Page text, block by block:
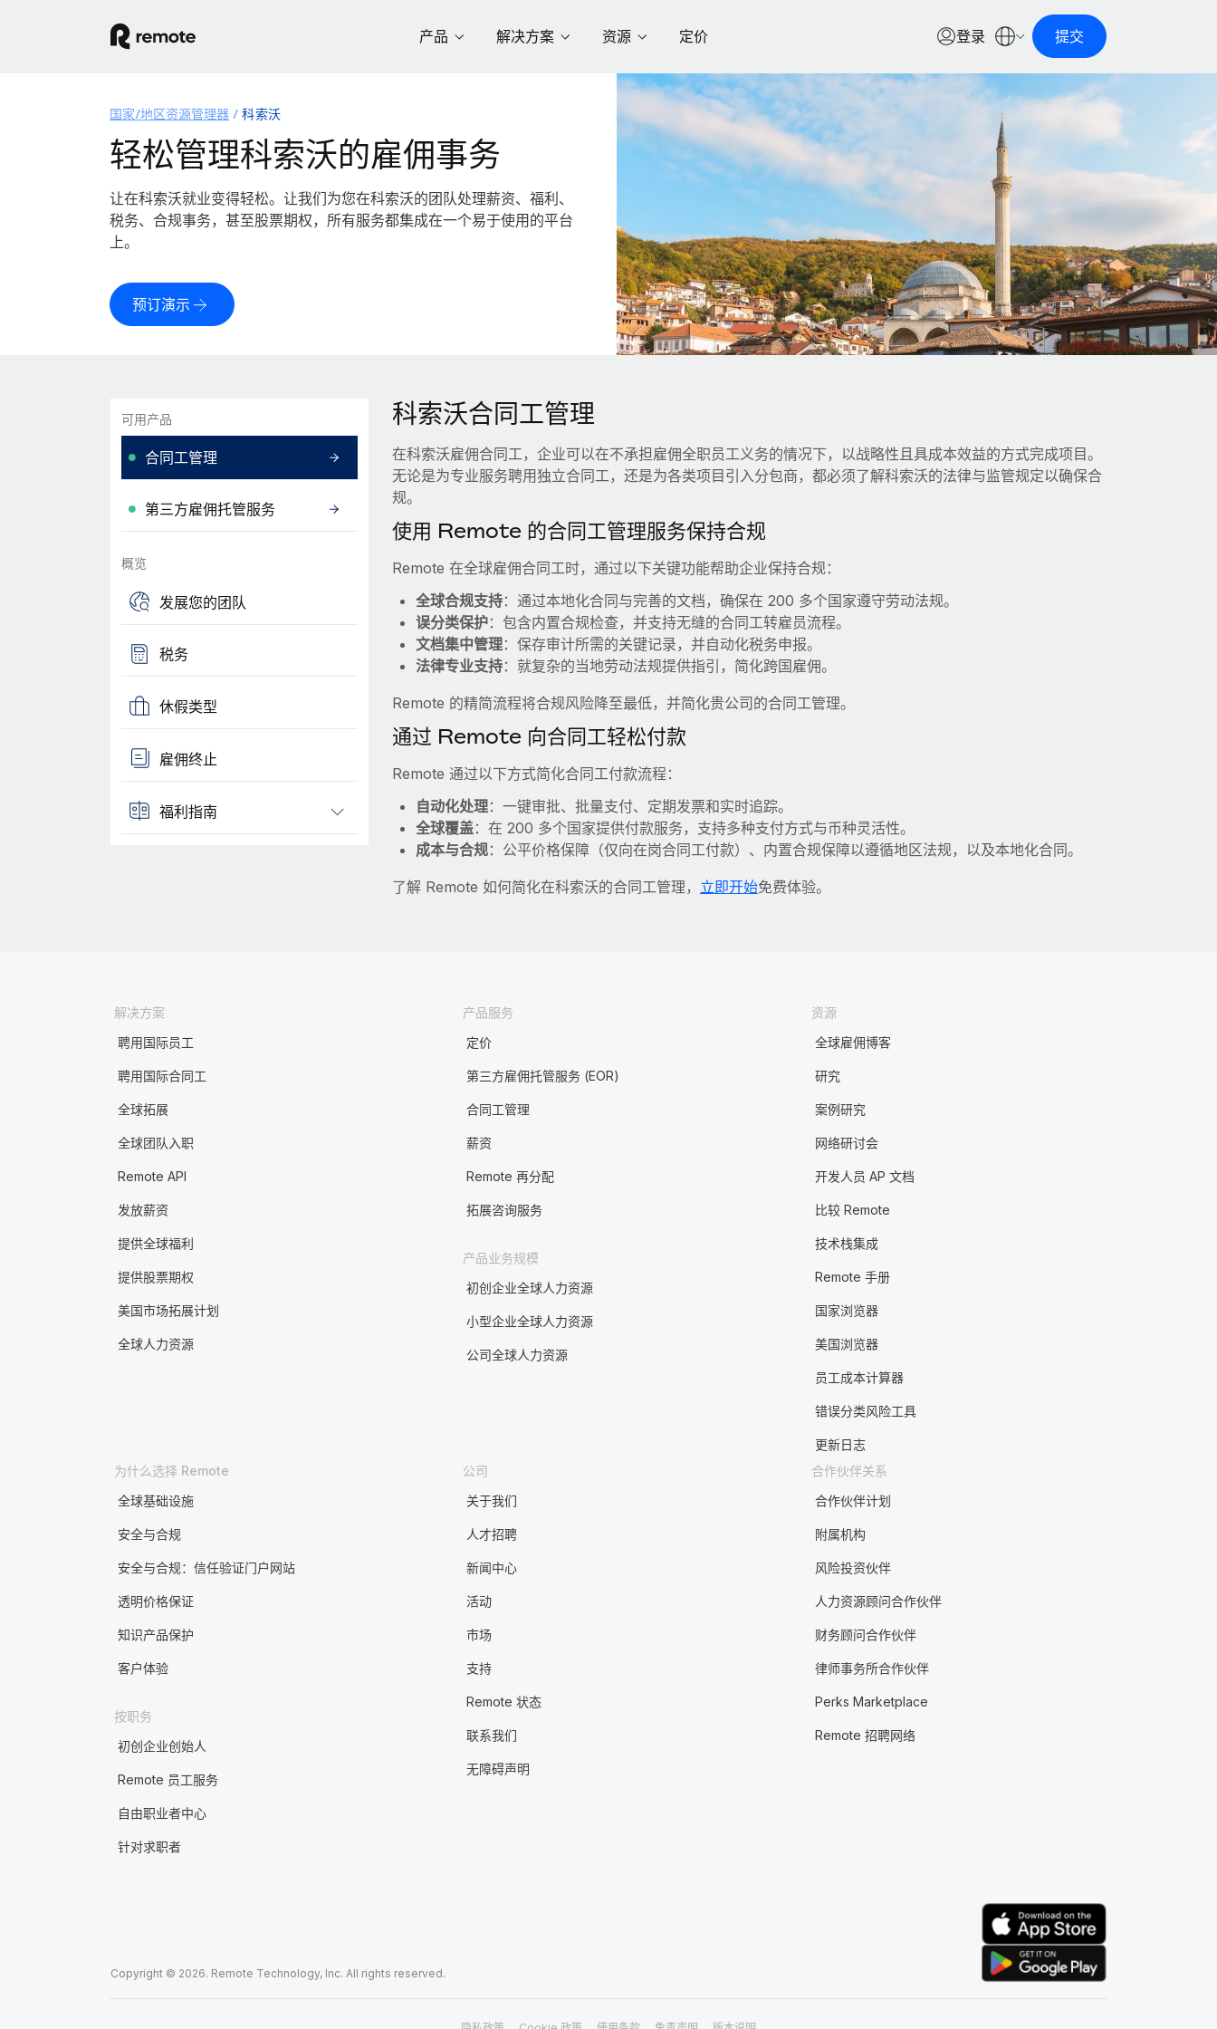
产品 解决方案 资源 定价 登录 提交
国家/地区资源管理器 科索沃
轻松管理科索沃的雇佣事务
让在科索沃就业变得轻松。让我们为您在科索沃的团队处理薪资、福利、
税务、合规事务，甚至股票期权，所有服务都集成在一个易于使用的平台
上。
预订演示
可用产品
合同工管理
第三方雇佣托管服务
概览
发展您的团队
税务
休假类型
雇佣终止
福利指南
科索沃合同工管理
在科索沃雇佣合同工，企业可以在不承担雇佣全职员工义务的情况下，以战略性且具成本效益的方式完成项目。
无论是为专业服务聘用独立合同工，还是为各类项目引入分包商，都必须了解科索沃的法律与监管规定以确保合
规。
使用 Remote 的合同工管理服务保持合规
Remote 在全球雇佣合同工时，通过以下关键功能帮助企业保持合规：
全球合规支持：通过本地化合同与完善的文档，确保在 200 多个国家遵守劳动法规。
误分类保护：包含内置合规检查，并支持无缝的合同工转雇员流程。
文档集中管理：保存审计所需的关键记录，并自动化税务申报。
法律专业支持：就复杂的当地劳动法规提供指引，简化跨国雇佣。
Remote 的精简流程将合规风险降至最低，并简化贵公司的合同工管理。
通过 Remote 向合同工轻松付款
Remote 通过以下方式简化合同工付款流程：
自动化处理：一键审批、批量支付、定期发票和实时追踪。
全球覆盖：在 200 多个国家提供付款服务，支持多种支付方式与币种灵活性。
成本与合规：公平价格保障（仅向在岗合同工付款）、内置合规保障以遵循地区法规，以及本地化合同。
了解 Remote 如何简化在科索沃的合同工管理， 立即开始免费体验。
解决方案
聘用国际员工
聘用国际合同工
全球拓展
全球团队入职
Remote API
发放薪资
提供全球福利
提供股票期权
美国市场拓展计划
全球人力资源
产品服务
定价
第三方雇佣托管服务 (EOR)
合同工管理
薪资
Remote 再分配
拓展咨询服务
产品业务规模
初创企业全球人力资源
小型企业全球人力资源
公司全球人力资源
资源
全球雇佣博客
研究
案例研究
网络研讨会
开发人员 AP 文档
比较 Remote
技术栈集成
Remote 手册
国家浏览器
美国浏览器
员工成本计算器
错误分类风险工具
更新日志
为什么选择 Remote
全球基础设施
安全与合规
安全与合规：信任验证门户网站
透明价格保证
知识产品保护
客户体验
按职务
初创企业创始人
Remote 员工服务
自由职业者中心
针对求职者
公司
关于我们
人才招聘
新闻中心
活动
市场
支持
Remote 状态
联系我们
无障碍声明
合作伙伴关系
合作伙伴计划
附属机构
风险投资伙伴
人力资源顾问合作伙伴
财务顾问合作伙伴
律师事务所合作伙伴
Perks Marketplace
Remote 招聘网络
Copyright © 2026. Remote Technology, Inc. All rights reserved.